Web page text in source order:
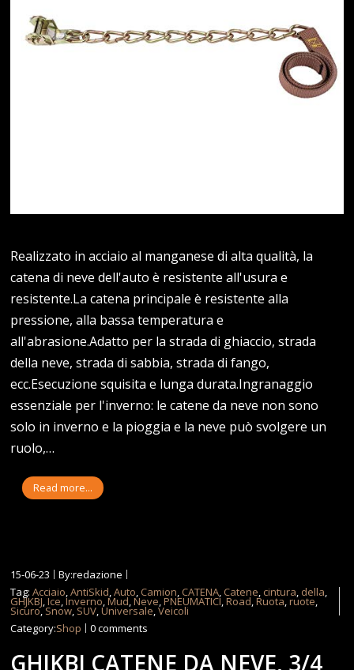
Realizzato in acciaio al manganese di alta qualità, la
catena di neve dell'auto è resistente all'usura e
resistente.La catena principale è resistente alla
pressione, alla bassa temperatura e
all'abrasione.Adatto per la strada di ghiaccio, strada
della neve, strada di sabbia, strada di fango,
ecc.Esecuzione squisita e lunga durata.Ingranaggio
essenziale per l'inverno: le catene da neve non sono
solo in inverno e la pioggia e la neve può svolgere un
ruolo,…
Read more...
15-06-23
By:redazione
Tag:Acciaio,AntiSkid,Auto, Camion, CATENA, Catene, cintura, della,
GHJKBJ,Ice,Inverno,Mud,Neve,PNEUMATICI,Road,Ruota,ruote,
Sicuro,Snow, SUV,Universale,Veicoli
Category:Shop 0 comments
GHJKBJ CATENE DA NEVE, 3/4